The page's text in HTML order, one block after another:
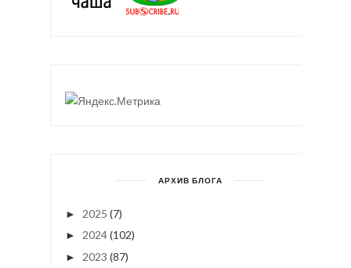
АРХИВ БЛОГА
► 2025 (7)
► 2024(102)
► 2023 (87)